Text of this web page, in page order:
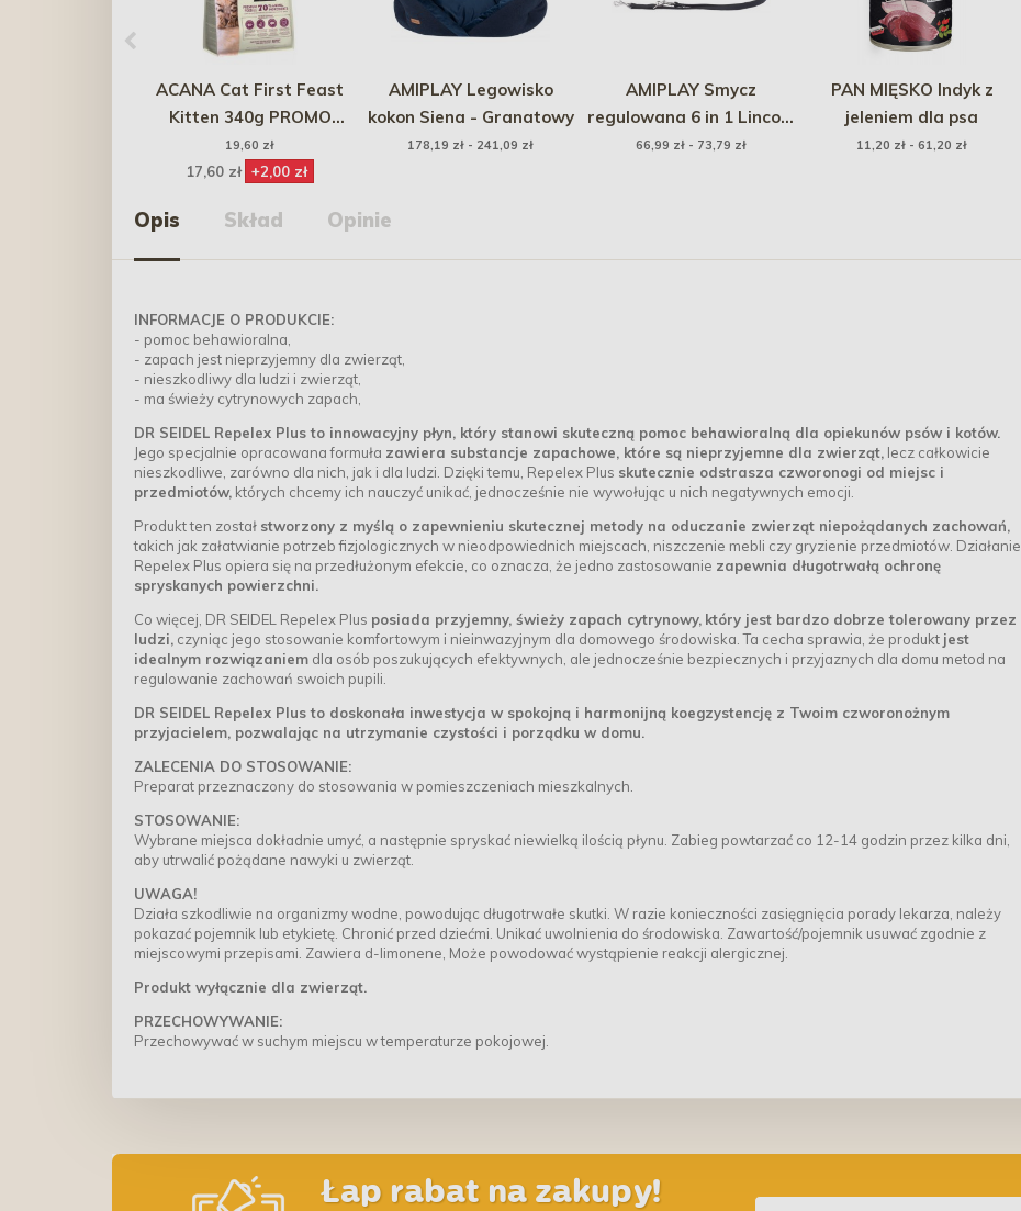
ACANA Cat First Feast
Kitten 340g PROMO
Krótki termin
19,60 zł
17,60 zł +2,00 zł
AMIPLAY Legowisko
kokon Siena - Granatowy
178,19 zł - 241,09 zł
AMIPLAY Smycz
regulowana 6 in 1 Lincoln
- Czarna
66,99 zł - 73,79 zł
PAN MIĘSKO Indyk z
jeleniem dla psa
11,20 zł - 61,20 zł
Opis Skład Opinie
INFORMACJE O PRODUKCIE:
- pomoc behawioralna,
- zapach jest nieprzyjemny dla zwierząt,
- nieszkodliwy dla ludzi i zwierząt,
- ma świeży cytrynowych zapach,
DR SEIDEL Repelex Plus to innowacyjny płyn, który stanowi skuteczną pomoc behawioralną dla opiekunów psów i kotów.
Jego specjalnie opracowana formuła zawiera substancje zapachowe, które są nieprzyjemne dla zwierząt, lecz całkowicie
nieszkodliwe, zarówno dla nich, jak i dla ludzi. Dzięki temu, Repelex Plus skutecznie odstrasza czworonogi od miejsc i
przedmiotów, których chcemy ich nauczyć unikać, jednocześnie nie wywołując u nich negatywnych emocji.
Produkt ten został stworzony z myślą o zapewnieniu skutecznej metody na oduczanie zwierząt niepożądanych zachowań,
takich jak załatwianie potrzeb fizjologicznych w nieodpowiednich miejscach, niszczenie mebli czy gryzienie przedmiotów. Działanie
Repelex Plus opiera się na przedłużonym efekcie, co oznacza, że jedno zastosowanie zapewnia długotrwałą ochronę
spryskanych powierzchni.
Co więcej, DR SEIDEL Repelex Plus posiada przyjemny, świeży zapach cytrynowy, który jest bardzo dobrze tolerowany przez
ludzi, czyniąc jego stosowanie komfortowym i nieinwazyjnym dla domowego środowiska. Ta cecha sprawia, że produkt jest
idealnym rozwiązaniem dla osób poszukujących efektywnych, ale jednocześnie bezpiecznych i przyjaznych dla domu metod na
regulowanie zachowań swoich pupili.
DR SEIDEL Repelex Plus to doskonała inwestycja w spokojną i harmonijną koegzystencję z Twoim czworonożnym
przyjacielem, pozwalając na utrzymanie czystości i porządku w domu.
ZALECENIA DO STOSOWANIE:
Preparat przeznaczony do stosowania w pomieszczeniach mieszkalnych.
STOSOWANIE:
Wybrane miejsca dokładnie umyć, a następnie spryskać niewielką ilością płynu. Zabieg powtarzać co 12-14 godzin przez kilka dni,
aby utrwalić pożądane nawyki u zwierząt.
UWAGA!
Działa szkodliwie na organizmy wodne, powodując długotrwałe skutki. W razie konieczności zasięgnięcia porady lekarza, należy
pokazać pojemnik lub etykietę. Chronić przed dziećmi. Unikać uwolnienia do środowiska. Zawartość/pojemnik usuwać zgodnie z
miejscowymi przepisami. Zawiera d-limonene, Może powodować wystąpienie reakcji alergicznej.
Produkt wyłącznie dla zwierząt.
PRZECHOWYWANIE:
Przechowywać w suchym miejscu w temperaturze pokojowej.
Łap rabat na zakupy!